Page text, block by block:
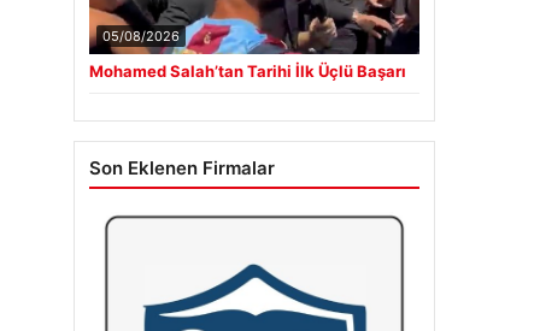
05/08/2026
Mohamed Salah’tan Tarihi İlk Üçlü Başarı
Son Eklenen Firmalar